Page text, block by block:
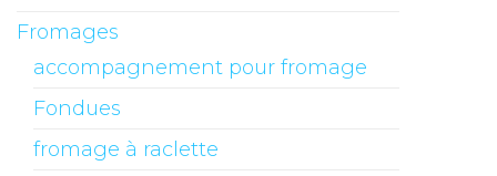
Fromages
accompagnement pour fromage
Fondues
fromage à raclette